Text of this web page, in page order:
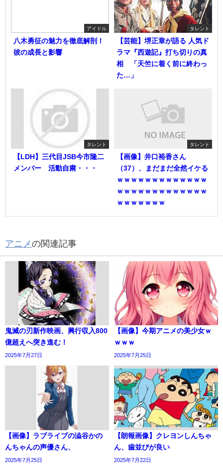
アイドル
八木勇征の魅力を徹底解剖！
彼の成長と影響
タレント
【芸能】堺正章が語る 人気ド
ラマ『西遊記』打ち切りの真
相 「天竺に着く前に終わっ
た…」
タレント
【LDH】三代目JSB今市隆二
メンバー 活動自粛・・・
タレント
【画像】井口裕香さん
（37）、まだまだ全然イケる
ｗｗｗｗｗｗｗｗｗｗｗｗｗ
ｗｗｗｗｗｗｗｗｗｗｗｗｗ
ｗｗｗｗｗｗｗ
アニメの関連記事
鬼滅の刃新作映画、興行収入800
億超えへ突き進む！
2025年7月27日
【画像】今期アニメの美少女ｗ
ｗｗｗ
2025年7月25日
【画像】ラブライブの澁谷かの
んちゃんの声優さん、
2025年7月25日
【朗報画像】クレヨンしんちゃ
ん、歯並びが良い
2025年7月22日